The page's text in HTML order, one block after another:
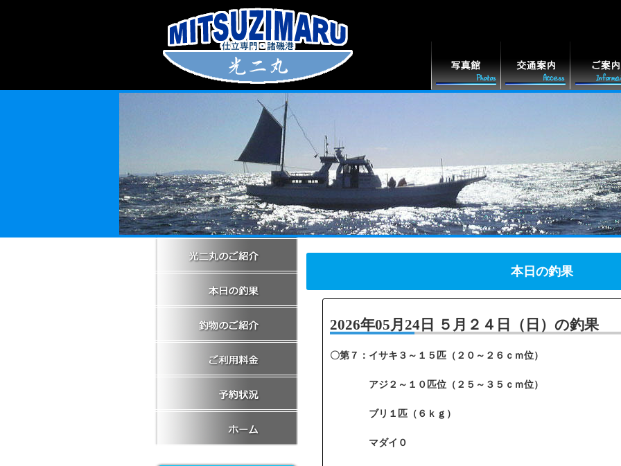
本日の釣果
2026年05月24日 ５月２４日（日）の釣果
〇第７：イサキ３～１５匹（２０～２６ｃｍ位）
アジ２～１０匹位（２５～３５ｃｍ位）
ブリ１匹（６ｋｇ）
マダイ０